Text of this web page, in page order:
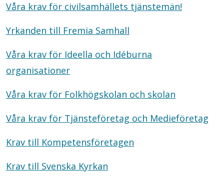
Våra krav för civilsamhällets tjänstemän!
Yrkanden till Fremia Samhall
Våra krav för Ideella och Idéburna
organisationer
Våra krav för Folkhögskolan och skolan
Våra krav för Tjänsteföretag och Medieföretag
Krav till Kompetensföretagen
Krav till Svenska Kyrkan